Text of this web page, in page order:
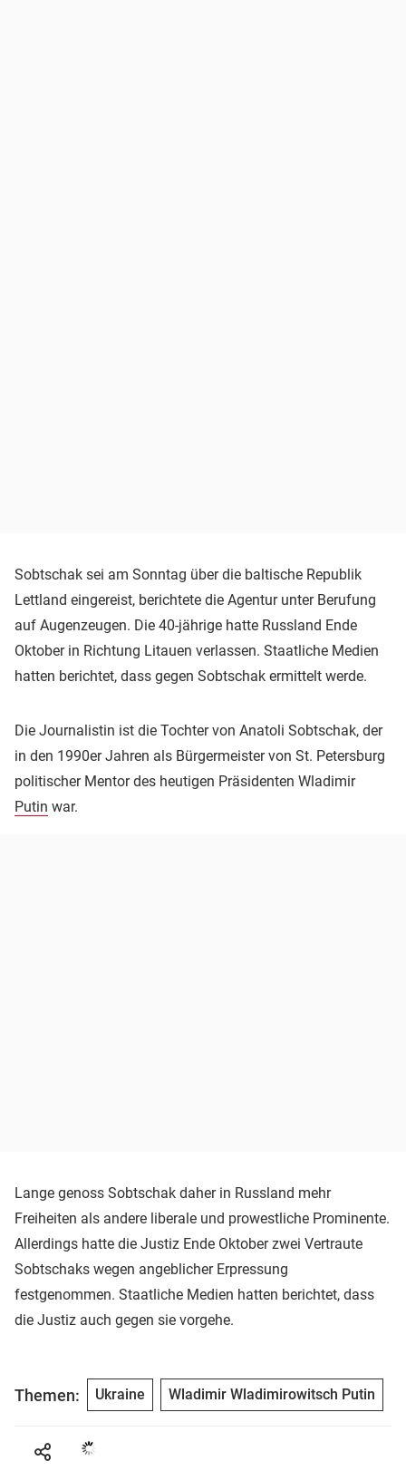
Sobtschak sei am Sonntag über die baltische Republik
Lettland eingereist, berichtete die Agentur unter Berufung
auf Augenzeugen. Die 40-jährige hatte Russland Ende
Oktober in Richtung Litauen verlassen. Staatliche Medien
hatten berichtet, dass gegen Sobtschak ermittelt werde.
Die Journalistin ist die Tochter von Anatoli Sobtschak, der
in den 1990er Jahren als Bürgermeister von St. Petersburg
politischer Mentor des heutigen Präsidenten Wladimir
Putin war.
Lange genoss Sobtschak daher in Russland mehr
Freiheiten als andere liberale und prowestliche Prominente.
Allerdings hatte die Justiz Ende Oktober zwei Vertraute
Sobtschaks wegen angeblicher Erpressung
festgenommen. Staatliche Medien hatten berichtet, dass
die Justiz auch gegen sie vorgehe.
Themen: Ukraine Wladimir Wladimirowitsch Putin